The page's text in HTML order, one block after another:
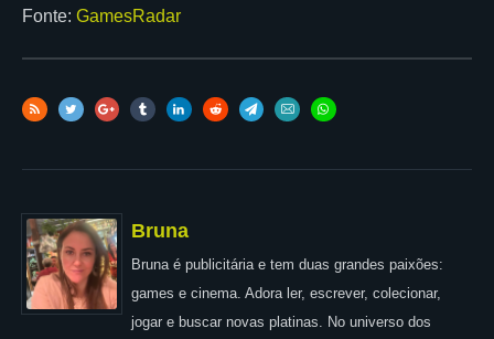
Fonte: GamesRadar
Bruna
Bruna é publicitária e tem duas grandes paixões:
games e cinema. Adora ler, escrever, colecionar,
jogar e buscar novas platinas. No universo dos